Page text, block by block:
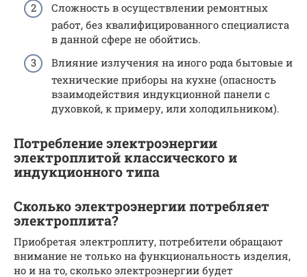
Сложность в осуществлении ремонтных
работ, без квалифицированного специалиста
в данной сфере не обойтись.
Влияние излучения на иного рода бытовые и
технические приборы на кухне (опасность
взаимодействия индукционной панели с
духовкой, к примеру, или холодильником).
Потребление электроэнергии
электроплитой классического и
индукционного типа
Сколько электроэнергии потребляет
электроплита?
Приобретая электроплиту, потребители обращают
внимание не только на функциональность изделия,
но и на то, сколько электроэнергии будет